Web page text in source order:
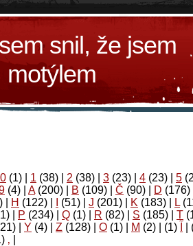
snil, že jsem
motýlem
0 (1) 1 (38) 2 (38) 3 (23) 4 (23) 5
(4) A(200) B (109) Č (90) D (176)
H (122) (51) J (201) K (183) L
P (234) Q (1) R (82) S (185) T
Y (4) Z (128) Ο (1) М (2)
(1)
‚
(1)